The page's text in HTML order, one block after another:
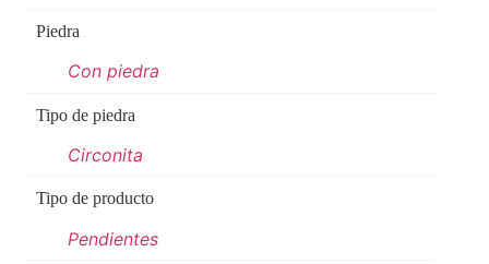
Piedra
Con piedra
Tipo de piedra
Circonita
Tipo de producto
Pendientes